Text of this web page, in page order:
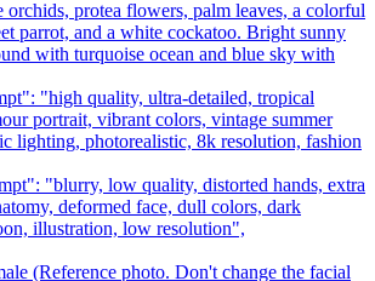
orchids, protea flowers, palm leaves, a colorful
parrot, and a white cockatoo. Bright sunny
with turquoise ocean and blue sky with
"high quality, ultra-detailed, tropical
portrait, vibrant colors, vintage summer
lighting, photorealistic, 8k resolution, fashion
"blurry, low quality, distorted hands, extra
deformed face, dull colors, dark
illustration, low resolution",
(Reference photo. Don't change the facial